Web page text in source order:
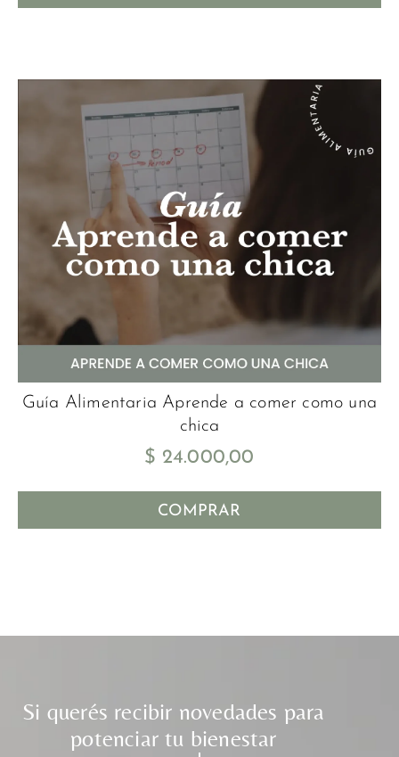
Guía Alimentaria Aprende a comer como una
chica
$ 24.000,00
COMPRAR
Si querés recibir novedades para
potenciar tu bienestar